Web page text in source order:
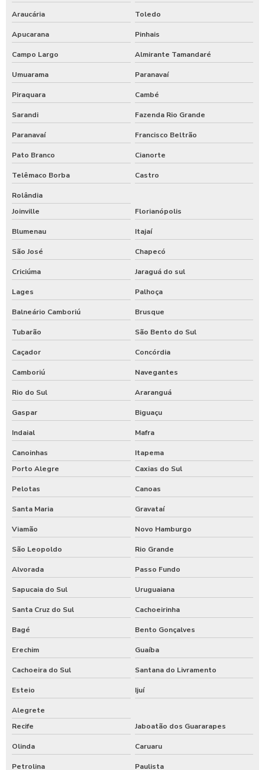
Araucária Toledo
Apucarana Pinhais
Campo Largo Almirante Tamandaré
Umuarama Paranavaí
Piraquara Cambé
Sarandi Fazenda Rio Grande
Paranavaí Francisco Beltrão
Pato Branco Cianorte
Telêmaco Borba Castro
Rolândia
Joinville
Florianópolis
Blumenau Itajaí
São José Chapecó
Criciúma Jaraguá do sul
Lages Palhoça
Balneário Camboriú Brusque
Tubarão São Bento do Sul
Caçador Concórdia
Camboriú Navegantes
Rio do Sul Araranguá
Gaspar Biguaçu
Indaial Mafra
Canoinhas
Itapema
Porto Alegre
Caxias do Sul
Pelotas Canoas
Santa Maria Gravataí
Viamão Novo Hamburgo
São Leopoldo Rio Grande
Alvorada Passo Fundo
Sapucaia do Sul Uruguaiana
Santa Cruz do Sul Cachoeirinha
Bagé Bento Gonçalves
Erechim Guaíba
Cachoeira do Sul Santana do Livramento
Esteio Ijuí
Alegrete
Recife
Jaboatão dos Guararapes
Olinda Caruaru
Petrolina Paulista